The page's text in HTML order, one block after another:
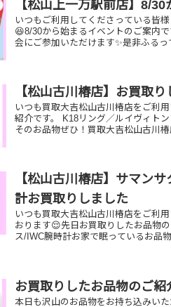
【松山上一万駅前店】8/
いつもご利用してくださっている皆
😆8/30から始まるイベントのご案内
会にご参加いただけます✨是非ふるっ
【松山古川椿店】お買取
いつも買取大吉松山古川椿店をご利
紹介です。 K18リング／ルイヴィト
そのお品物ぜひ！買取大吉松山古川
【松山古川椿店】サマン
計お買取りしました
いつも買取大吉松山古川椿店をご利
おります😌先日お買取りしたお品物
ス/IWC腕時計お家で眠っているお品
お買取りしたお品物のご紹
本日も沢山のお品物をお持ち込みい